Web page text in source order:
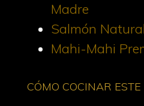
Madre
Salmón
Mahi-Mahi
CÓMO COCINAR